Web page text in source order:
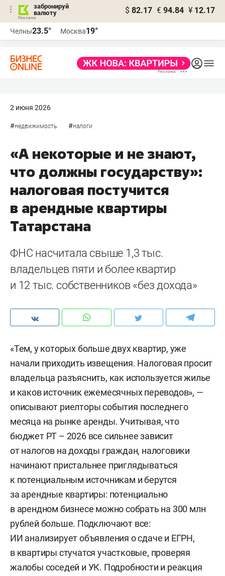
забронируй
валюту
$ 82.17 € 94.84 ¥ 12.17
Челны23.5° Москва19°
2 июня 2026
#недвижимость #налоги
«А некоторые и не знают,
что должны государству»:
налоговая постучится
в арендные квартиры
Татарстана
ФНС насчитала свыше 1,3 тыс.
владельцев пяти и более квартир
и 12 тыс. собственников «без дохода»
«Тем, у которых больше двух квартир, уже
начали приходить извещения. Налоговая просит
владельца разъяснить, как используется жилье
и каков источник ежемесячных переводов», —
описывают риелторы события последнего
месяца на рынке аренды. Учитывая, что
бюджет РТ – 2026 все сильнее зависит
от налогов на доходы граждан, налоговики
начинают пристальнее приглядываться
к потенциальным источникам и берутся
за арендные квартиры: потенциально
в арендном бизнесе можно собрать на 300 млн
рублей больше. Подключают все:
ИИ анализирует объявления о сдаче и ЕГРН,
в квартиры стучатся участковые, проверяя
жалобы соседей и УК. Подробности и реакция